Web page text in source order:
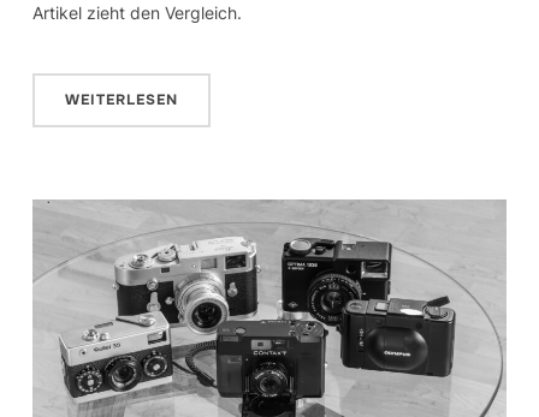
Artikel zieht den Vergleich.
WEITERLESEN